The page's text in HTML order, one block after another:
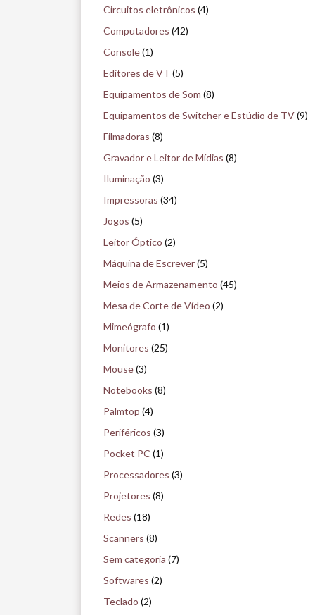
Circuitos eletrônicos (4)
Computadores (42)
Console(1)
Editores de VT (5)
Equipamentos de Som (8)
Equipamentos de Switcher e Estúdio de TV(9)
Filmadoras (8)
Gravador e Leitor de Mídias (8)
Iluminação (3)
Impressoras (34)
Jogos (5)
Leitor Óptico (2)
Máquina de Escrever(5)
Meios de Armazenamento (45)
Mesa de Corte de Vídeo (2)
Mimeógrafo (1)
Monitores (25)
Mouse(3)
Notebooks (8)
Palmtop (4)
Periféricos (3)
Pocket PC (1)
Processadores (3)
Projetores (8)
Redes (18)
Scanners (8)
Sem categoria (7)
Softwares (2)
Teclado (2)